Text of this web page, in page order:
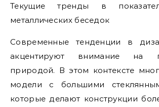
Текущие тренды в
металлических беседок
Современные тенденции в
акцентируют внимание на
природой. В этом контексте
модели с большими
которые делают конструкции